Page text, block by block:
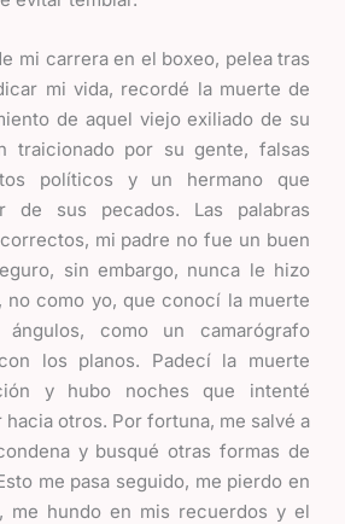
mi carrera en el boxeo, pelea tras
mi vida, recordé la muerte de
de aquel viejo exiliado de su
traicionado por su gente, falsas
políticos y un hermano que
de sus pecados. Las palabras
mi padre no fue un buen
sin embargo, nunca le hizo
no como yo, que conocí la muerte
como un camarógrafo
los planos. Padecí la muerte
y hubo noches que intenté
otros. Por fortuna, me salvé a
y busqué otras formas de
me pasa seguido, me pierdo en
me hundo en mis recuerdos y el